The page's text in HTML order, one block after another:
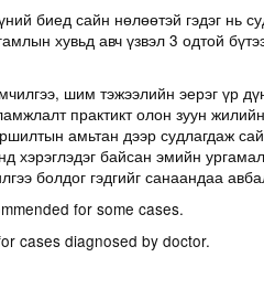
биед сайн нөлөөтэй гэдэг нь
хувьд авч үзвэл 3 одтой
шим тэжээлийн эерэг үр
практикт олон зуун
амьтан дээр судлагдаж
хэрэглэдэг байсан эмийн
болдог гэдгийг санаандаа
for some cases.
cases diagnosed by doctor.